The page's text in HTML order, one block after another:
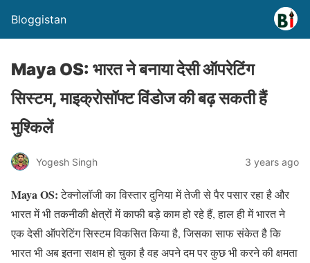
Bloggistan
Maya OS: भारत ने बनाया देसी ऑपरेटिंग
सिस्टम, माइक्रोसॉफ्ट विंडोज की बढ़ सकती हैं
मुश्किलें
Yogesh Singh 3 years ago
Maya OS:टेक्नोलॉजी का विस्तार दुनिया में तेजी से पैर पसार रहा है और
भारत में भी तकनीकी क्षेत्रों में काफी बड़े काम हो रहे हैं, हाल ही में भारत ने
एक देसी ऑपरेटिंग सिस्टम विकसित किया है, जिसका साफ संकेत है कि
भारत भी अब इतना सक्षम हो चुका है वह अपने दम पर कुछ भी करने की क्षमता